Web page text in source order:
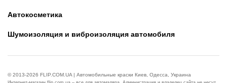
Автокосметика
Шумоизоляция и виброизоляция автомобиля
© 2013-2026 FLIP.COM.UA | Автомобильные краски Киев, Одесса, Украина